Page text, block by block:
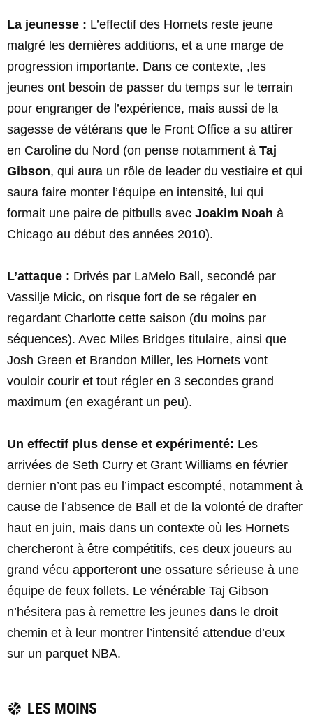
La jeunesse : L’effectif des Hornets reste jeune
malgré les dernières additions, et a une marge de
progression importante. Dans ce contexte, ,les
jeunes ont besoin de passer du temps sur le terrain
pour engranger de l’expérience, mais aussi de la
sagesse de vétérans que le Front Office a su attirer
en Caroline du Nord (on pense notamment à Taj
Gibson, qui aura un rôle de leader du vestiaire et qui
saura faire monter l’équipe en intensité, lui qui
formait une paire de pitbulls avec Joakim Noah à
Chicago au début des années 2010).
L’attaque : Drivés par LaMelo Ball, secondé par
Vassilje Micic, on risque fort de se régaler en
regardant Charlotte cette saison (du moins par
séquences). Avec Miles Bridges titulaire, ainsi que
Josh Green et Brandon Miller, les Hornets vont
vouloir courir et tout régler en 3 secondes grand
maximum (en exagérant un peu).
Un effectif plus dense et expérimenté: Les
arrivées de Seth Curry et Grant Williams en février
dernier n’ont pas eu l’impact escompté, notamment à
cause de l’absence de Ball et de la volonté de drafter
haut en juin, mais dans un contexte où les Hornets
chercheront à être compétitifs, ces deux joueurs au
grand vécu apporteront une ossature sérieuse à une
équipe de feux follets. Le vénérable Taj Gibson
n’hésitera pas à remettre les jeunes dans le droit
chemin et à leur montrer l’intensité attendue d’eux
sur un parquet NBA.
LES MOINS